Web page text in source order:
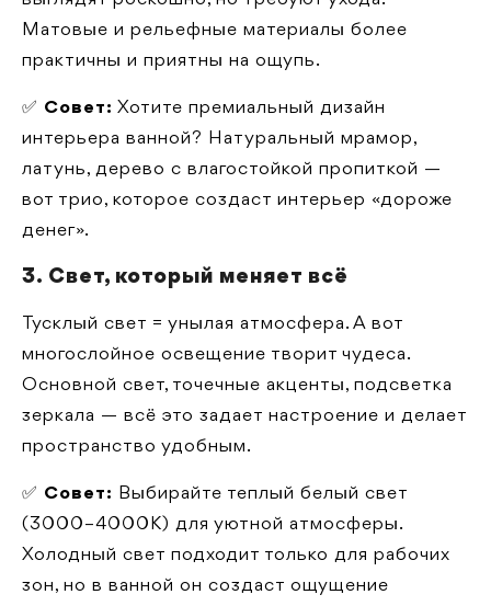
Матовые и рельефные материалы более
практичны и приятны на ощупь.
✅ Совет: Хотите премиальный дизайн
интерьера ванной? Натуральный мрамор,
латунь, дерево с влагостойкой пропиткой —
вот трио, которое создаст интерьер «дороже
денег».
3. Свет, который меняет всё
Тусклый свет = унылая атмосфера. А вот
многослойное освещение творит чудеса.
Основной свет, точечные акценты, подсветка
зеркала — всё это задает настроение и делает
пространство удобным.
✅ Совет: Выбирайте теплый белый свет
(3000–4000K) для уютной атмосферы.
Холодный свет подходит только для рабочих
зон, но в ванной он создаст ощущение